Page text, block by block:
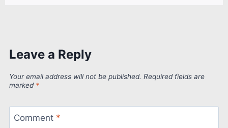
Leave a Reply
Your email address will not be published. Required fields are
marked *
Comment *